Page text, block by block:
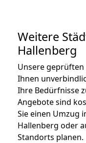
Weitere
Hallenberg
Unsere
Ihnen
Ihre Bedürfnisse
Angebote sind
Sie einen Umzug
Hallenberg oder
Standorts planen.